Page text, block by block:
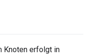
Knoten erfolgt in